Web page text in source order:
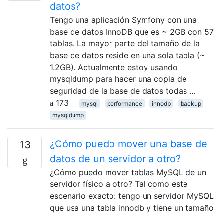
datos?
Tengo una aplicación Symfony con una
base de datos InnoDB que es ~ 2GB con 57
tablas. La mayor parte del tamaño de la
base de datos reside en una sola tabla (~
1.2GB). Actualmente estoy usando
mysqldump para hacer una copia de
seguridad de la base de datos todas …
173
mysql performance innodb
backup
mysqldump
13
¿Cómo puedo mover una base de
datos de un servidor a otro?
¿Cómo puedo mover tablas MySQL de un
servidor físico a otro? Tal como este
escenario exacto: tengo un servidor MySQL
que usa una tabla innodb y tiene un tamaño